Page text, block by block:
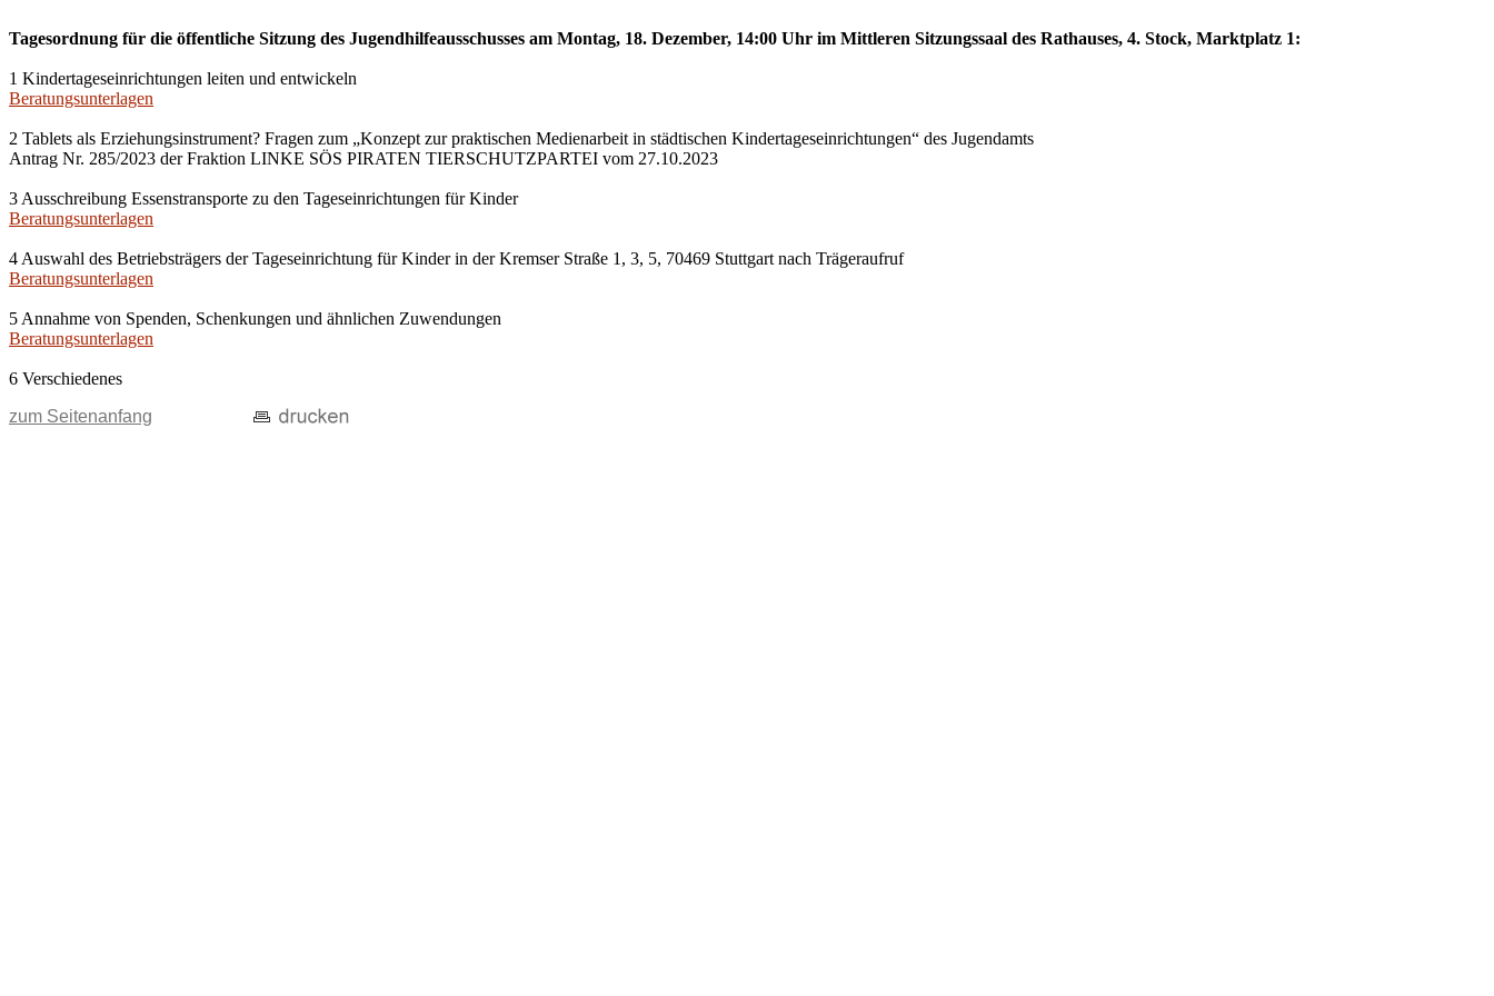
Tagesordnung für die öffentliche Sitzung des Jugendhilfeausschusses am Montag, 18. Dezember, 14:00 Uhr im Mittleren Sitzungssaal des Rathauses, 4. Stock, Marktplatz 1:
1 Kindertageseinrichtungen leiten und entwickeln
Beratungsunterlagen
2 Tablets als Erziehungsinstrument? Fragen zum „Konzept zur praktischen Medienarbeit in städtischen Kindertageseinrichtungen“ des Jugendamts
Antrag Nr. 285/2023 der Fraktion LINKE SÖS PIRATEN TIERSCHUTZPARTEI vom 27.10.2023
3 Ausschreibung Essenstransporte zu den Tageseinrichtungen für Kinder
Beratungsunterlagen
4 Auswahl des Betriebsträgers der Tageseinrichtung für Kinder in der Kremser Straße 1, 3, 5, 70469 Stuttgart nach Trägeraufruf
Beratungsunterlagen
5 Annahme von Spenden, Schenkungen und ähnlichen Zuwendungen
Beratungsunterlagen
6 Verschiedenes
zum Seitenanfang